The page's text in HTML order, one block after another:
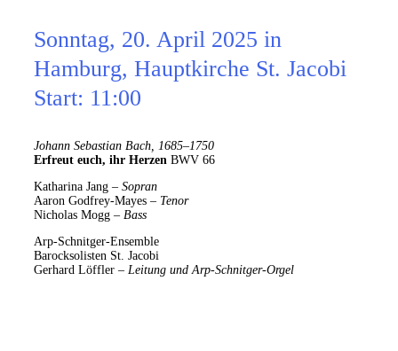
Sonntag, 20. April 2025 in
Hamburg, Hauptkirche St. Jacobi
Start: 11:00
Johann Sebastian Bach, 1685–1750
Erfreut euch, ihr Herzen BWV 66
Katharina Jang – Sopran
Aaron Godfrey-Mayes – Tenor
Nicholas Mogg – Bass
Arp-Schnitger-Ensemble
Barocksolisten St. Jacobi
Gerhard Löffler – Leitung und Arp-Schnitger-Orgel